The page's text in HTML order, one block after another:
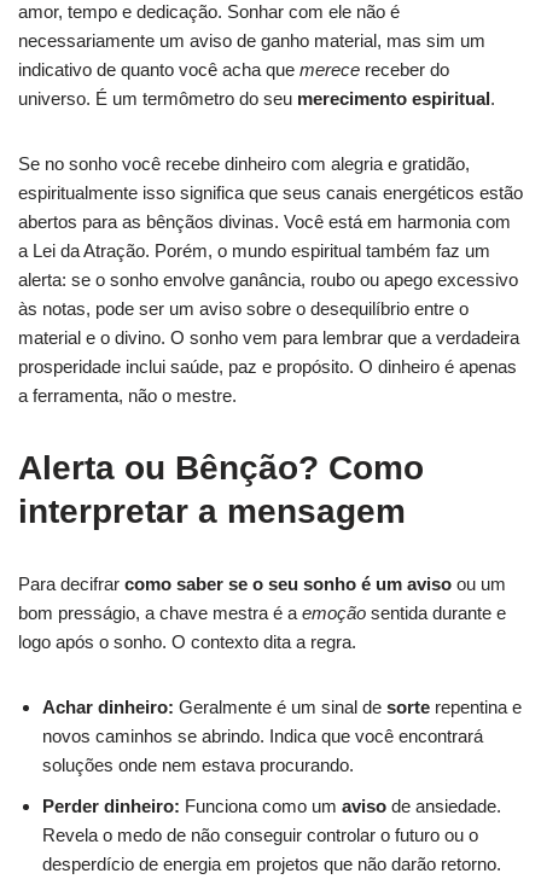
amor, tempo e dedicação. Sonhar com ele não é
necessariamente um aviso de ganho material, mas sim um
indicativo de quanto você acha que merece receber do
universo. É um termômetro do seu merecimento espiritual.
Se no sonho você recebe dinheiro com alegria e gratidão,
espiritualmente isso significa que seus canais energéticos estão
abertos para as bênçãos divinas. Você está em harmonia com
a Lei da Atração. Porém, o mundo espiritual também faz um
alerta: se o sonho envolve ganância, roubo ou apego excessivo
às notas, pode ser um aviso sobre o desequilíbrio entre o
material e o divino. O sonho vem para lembrar que a verdadeira
prosperidade inclui saúde, paz e propósito. O dinheiro é apenas
a ferramenta, não o mestre.
Alerta ou Bênção? Como
interpretar a mensagem
Para decifrar como saber se o seu sonho é um aviso ou um
bom presságio, a chave mestra é a emoção sentida durante e
logo após o sonho. O contexto dita a regra.
Achar dinheiro: Geralmente é um sinal de sorte repentina e
novos caminhos se abrindo. Indica que você encontrará
soluções onde nem estava procurando.
Perder dinheiro: Funciona como um aviso de ansiedade.
Revela o medo de não conseguir controlar o futuro ou o
desperdício de energia em projetos que não darão retorno.